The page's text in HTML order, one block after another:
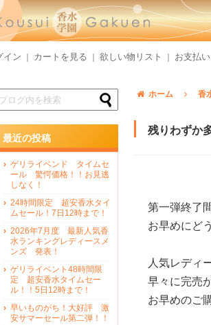
イン カートを見る 欲しい物リスト お支払
ホーム 香
残りわずか
第一弾終了
お早めにど
人気レディ
早々に完売
お早めのご
最近の投稿
ゲリライベンド タイムセ
ール 驚愕価格！！お見逃
しなく！
24時間限定 超安香水タイ
ムセール！7日12時まで！
2026年7月度 最新人気香
水ランキングレディースメ
ンズ 発表！
ゲリライベント48時間限
定 超安香水タイムセー
ル！！5日12時まで！
早いものがち！大好評 激
安サマーセール第二弾！！